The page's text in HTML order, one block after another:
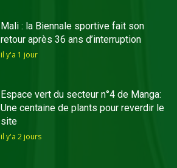
Mali : la Biennale sportive fait son
retour après 36 ans d’interruption
il y'a 1 jour
Espace vert du secteur n°4 de Manga:
Une centaine de plants pour reverdir le
site
il y'a 2 jours